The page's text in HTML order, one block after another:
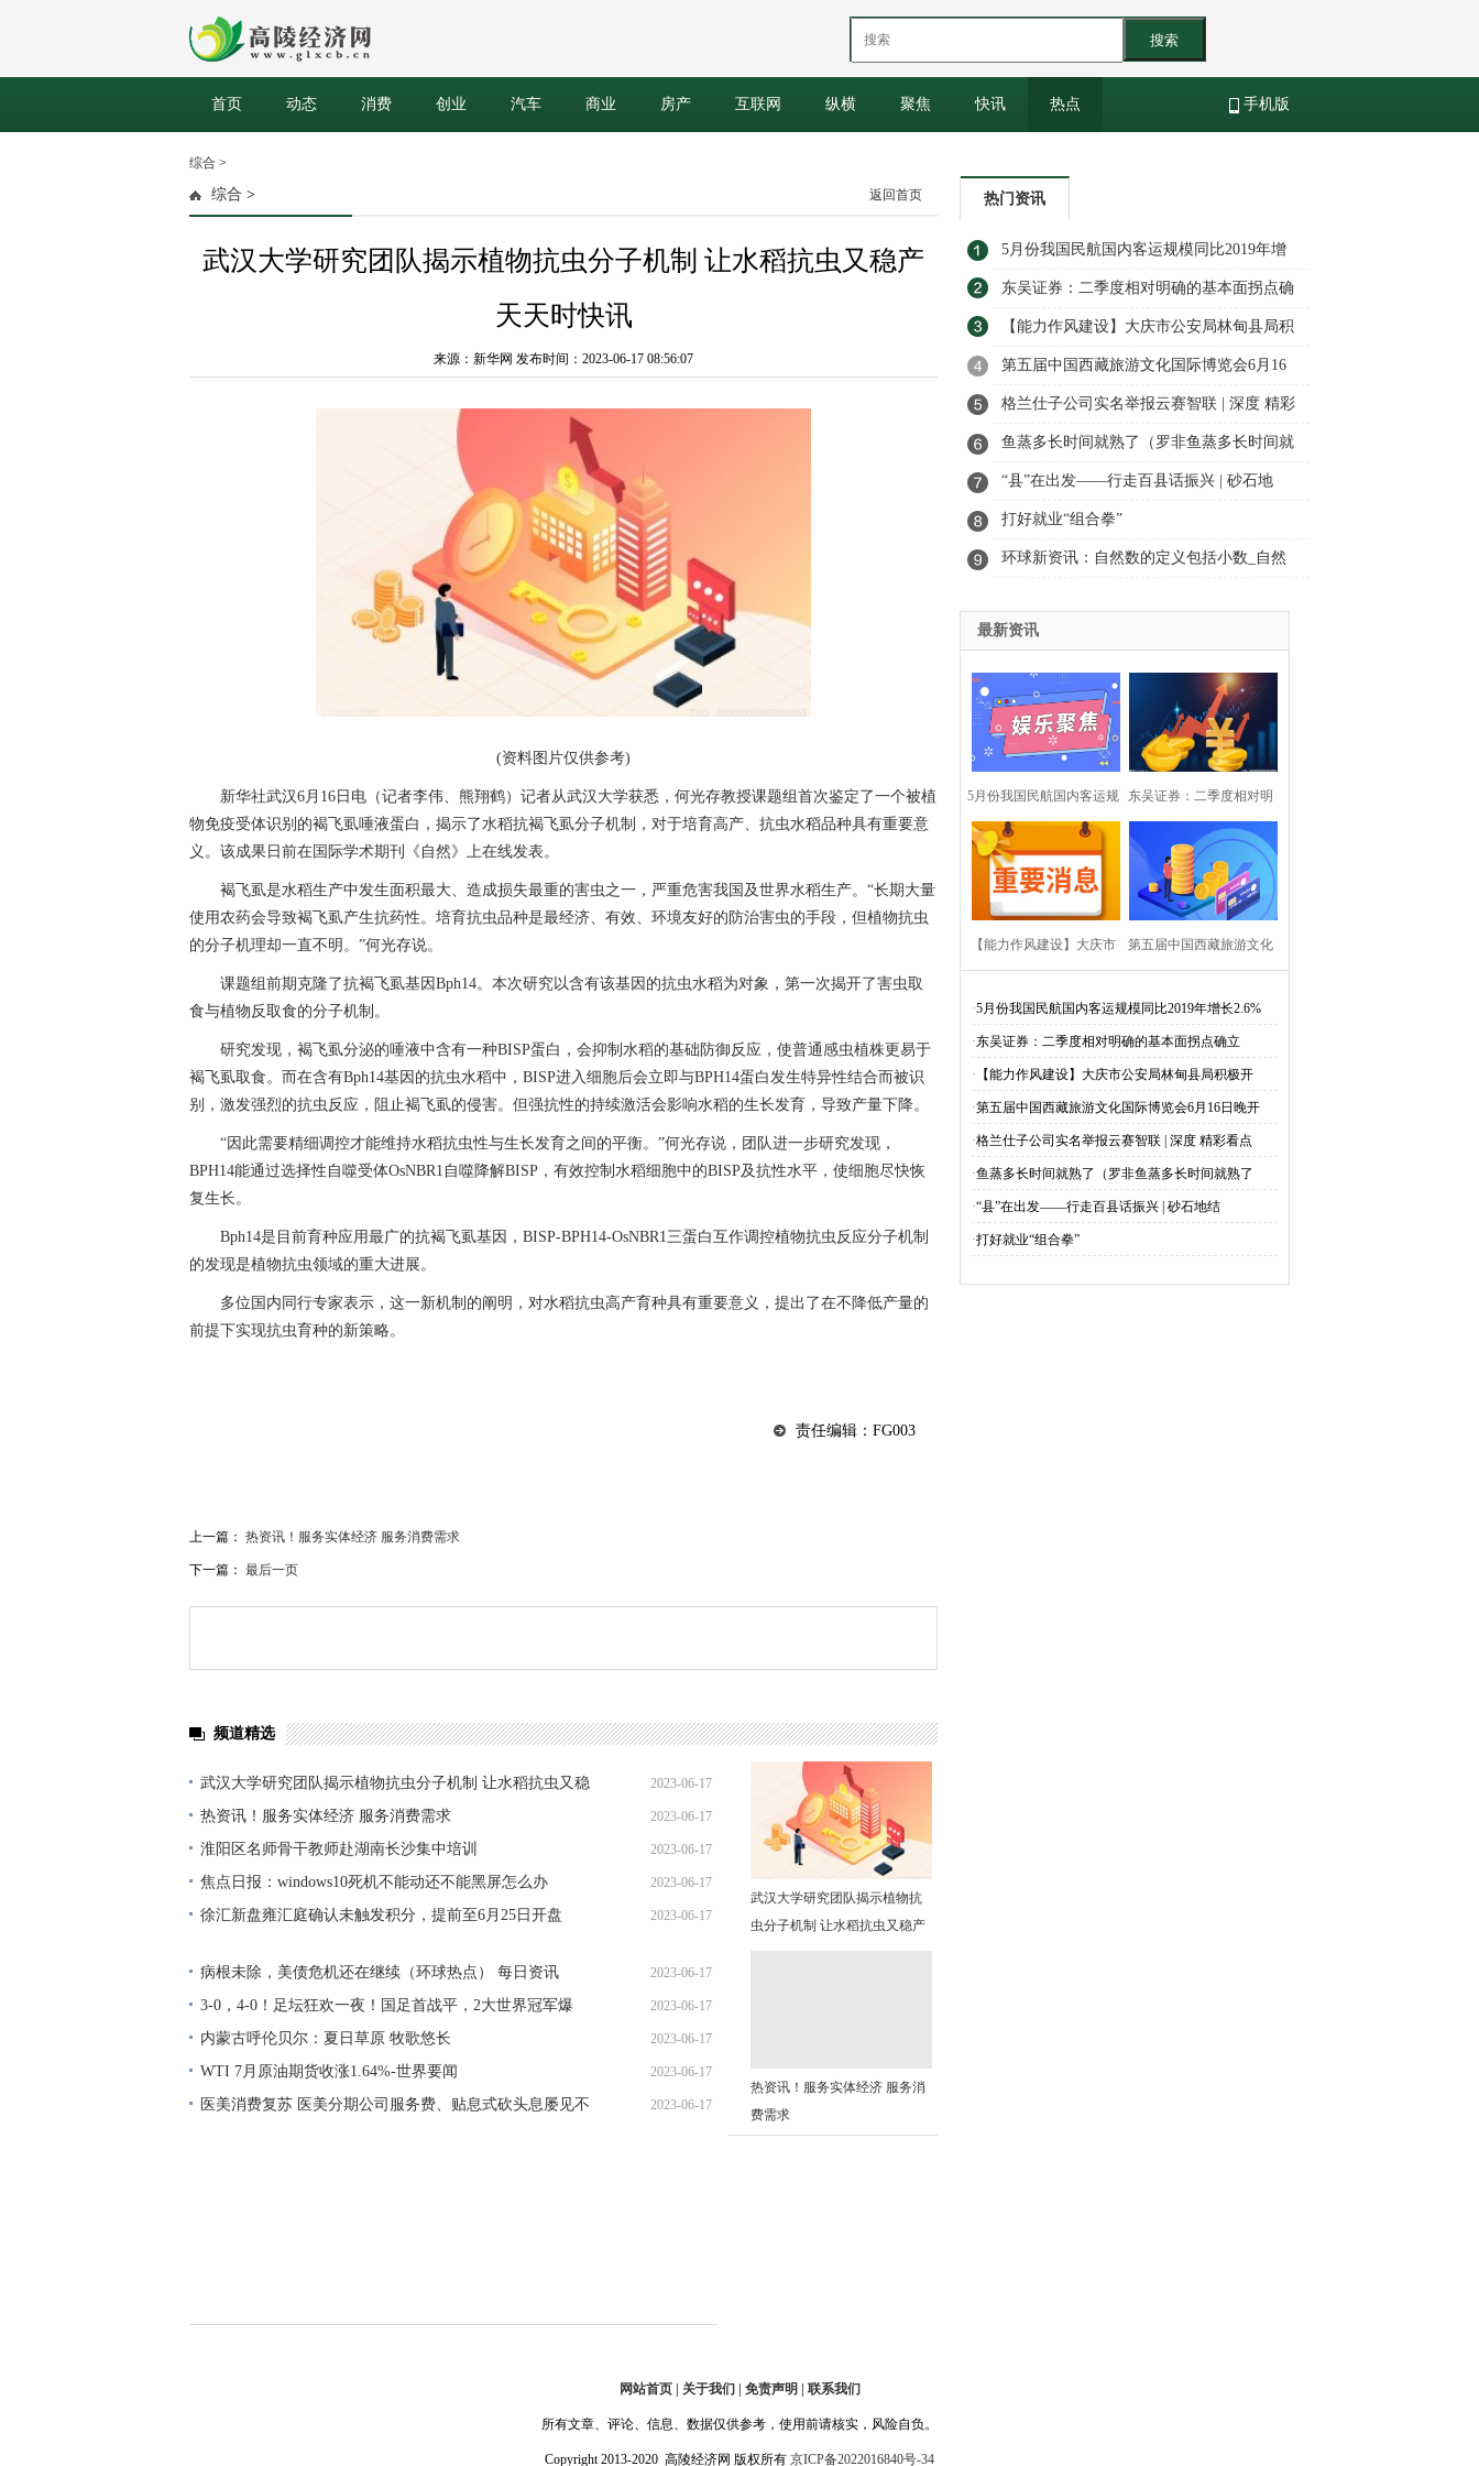
搜索
首页 动态 消费 创业 汽车 商业 房产 互联网 纵横 聚焦 快讯 热点 手机版
综合 >
综合 > 返回首页
武汉大学研究团队揭示植物抗虫分子机制 让水稻抗虫又稳产
天天时快讯
来源：新华网 发布时间：2023-06-17 08:56:07
(资料图片仅供参考)
新华社武汉6月16日电（记者李伟、熊翔鹤）记者从武汉大学获悉，何光存教授课题组首次鉴定了一个被植
物免疫受体识别的褐飞虱唾液蛋白，揭示了水稻抗褐飞虱分子机制，对于培育高产、抗虫水稻品种具有重要意
义。该成果日前在国际学术期刊《自然》上在线发表。
褐飞虱是水稻生产中发生面积最大、造成损失最重的害虫之一，严重危害我国及世界水稻生产。“长期大量
使用农药会导致褐飞虱产生抗药性。培育抗虫品种是最经济、有效、环境友好的防治害虫的手段，但植物抗虫
的分子机理却一直不明。”何光存说。
课题组前期克隆了抗褐飞虱基因Bph14。本次研究以含有该基因的抗虫水稻为对象，第一次揭开了害虫取
食与植物反取食的分子机制。
研究发现，褐飞虱分泌的唾液中含有一种BISP蛋白，会抑制水稻的基础防御反应，使普通感虫植株更易于
褐飞虱取食。而在含有Bph14基因的抗虫水稻中，BISP进入细胞后会立即与BPH14蛋白发生特异性结合而被识
别，激发强烈的抗虫反应，阻止褐飞虱的侵害。但强抗性的持续激活会影响水稻的生长发育，导致产量下降。
“因此需要精细调控才能维持水稻抗虫性与生长发育之间的平衡。”何光存说，团队进一步研究发现，
BPH14能通过选择性自噬受体OsNBR1自噬降解BISP，有效控制水稻细胞中的BISP及抗性水平，使细胞尽快恢
复生长。
Bph14是目前育种应用最广的抗褐飞虱基因，BISP-BPH14-OsNBR1三蛋白互作调控植物抗虫反应分子机制
的发现是植物抗虫领域的重大进展。
多位国内同行专家表示，这一新机制的阐明，对水稻抗虫高产育种具有重要意义，提出了在不降低产量的
前提下实现抗虫育种的新策略。
责任编辑：FG003
上一篇： 热资讯！服务实体经济 服务消费需求
下一篇： 最后一页
频道精选
武汉大学研究团队揭示植物抗虫分子机制 让水稻抗虫又稳
产 天天时快讯
2023-06-17
08:56:07
热资讯！服务实体经济 服务消费需求 2023-06-17
08:50:24
淮阳区名师骨干教师赴湖南长沙集中培训 2023-06-17
08:46:28
焦点日报：windows10死机不能动还不能黑屏怎么办 2023-06-17
08:57:32
徐汇新盘雍汇庭确认未触发积分，提前至6月25日开盘 2023-06-17
病根未除，美债危机还在继续（环球热点） 每日资讯 2023-06-17
08:45:23
3-0，4-0！足坛狂欢一夜！国足首战平，2大世界冠军爆
发，德国爆冷
2023-06-17
09:02:26
内蒙古呼伦贝尔：夏日草原 牧歌悠长 2023-06-17
08:45:20
WTI 7月原油期货收涨1.64%-世界要闻 2023-06-17
08:50:57
医美消费复苏 医美分期公司服务费、贴息式砍头息屡见不
2023-06-17
武汉大学研究团队揭示植物抗
虫分子机制 让水稻抗虫又稳产
天天时快讯
热资讯！服务实体经济 服务消
费需求
热门资讯
5月份我国民航国内客运规模同比2019年增
长2.6%
东吴证券：二季度相对明确的基本面拐点确
立 建议重视保险板块回调带来的布局机会|
当前热文
【能力作风建设】大庆市公安局林甸县局积
极开展“6.16安全宣传咨询日”活动
第五届中国西藏旅游文化国际博览会6月16
日晚开幕
格兰仕子公司实名举报云赛智联 | 深度 精彩
看点
鱼蒸多长时间就熟了（罗非鱼蒸多长时间就
熟了）-天天简讯
“县”在出发——行走百县话振兴 | 砂石地
结“致富果” 紫色梦绽贺兰山 环球通讯
打好就业“组合拳”
环球新资讯：自然数的定义包括小数_自然
最新资讯
5月份我国民航国内客运规
模同比2019年增长2.6%
东吴证券：二季度相对明
确的基本面拐点确立 建议
重视保险板块回调带来的
布局机会|当前热文
【能力作风建设】大庆市
展“6.16安全宣传咨询日”活
动
第五届中国西藏旅游文化
·5月份我国民航国内客运规模同比2019年增长2.6%
·东吴证券：二季度相对明确的基本面拐点确立
· 【能力作风建设】大庆市公安局林甸县局积极开
·第五届中国西藏旅游文化国际博览会6月16日晚开
·格兰仕子公司实名举报云赛智联 | 深度 精彩看点
·鱼蒸多长时间就熟了（罗非鱼蒸多长时间就熟了
·“县”在出发——行走百县话振兴 | 砂石地结
·打好就业“组合拳”
网站首页 | 关于我们 | 免责声明 | 联系我们
所有文章、评论、信息、数据仅供参考，使用前请核实，风险自负。
Copyright 2013-2020 高陵经济网 版权所有 京ICP备2022016840号-34